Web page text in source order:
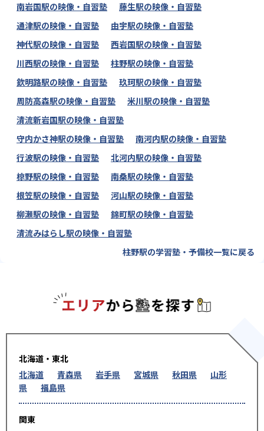
南岩国駅の映像・自習塾
藤生駅の映像・自習塾
通津駅の映像・自習塾
由宇駅の映像・自習塾
神代駅の映像・自習塾
西岩国駅の映像・自習塾
川西駅の映像・自習塾
柱野駅の映像・自習塾
欽明路駅の映像・自習塾
玖珂駅の映像・自習塾
周防高森駅の映像・自習塾
米川駅の映像・自習塾
清流新岩国駅の映像・自習塾
守内かさ神駅の映像・自習塾
南河内駅の映像・自習塾
行波駅の映像・自習塾
北河内駅の映像・自習塾
椋野駅の映像・自習塾
南桑駅の映像・自習塾
根笠駅の映像・自習塾
河山駅の映像・自習塾
柳瀬駅の映像・自習塾
錦町駅の映像・自習塾
清流みはらし駅の映像・自習塾
柱野駅の学習塾・予備校一覧に戻る
北海道・東北
北海道
青森県 岩手県 宮城県 秋田県
山形
県
福島県
関東